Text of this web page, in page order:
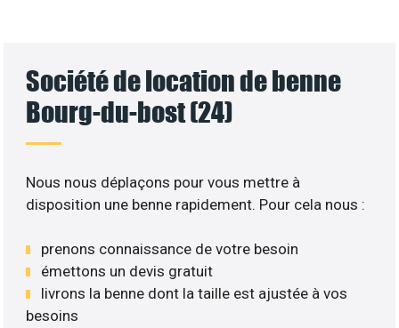
Société de location de benne
Bourg-du-bost (24)
Nous nous déplaçons pour vous mettre à
disposition une benne rapidement. Pour cela nous :
prenons connaissance de votre besoin
émettons un devis gratuit
livrons la benne dont la taille est ajustée à vos
besoins